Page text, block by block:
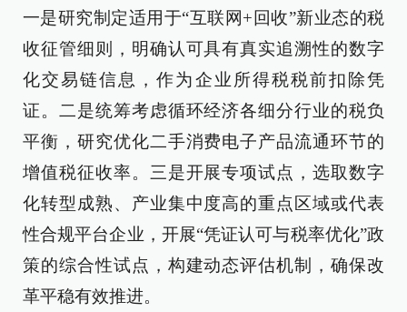
一是研究制定适用于“互联网+回收”新业态的税
收征管细则，明确认可具有真实追溯性的数字
化交易链信息，作为企业所得税税前扣除凭
证。二是统筹考虑循环经济各细分行业的税负
平衡，研究优化二手消费电子产品流通环节的
增值税征收率。三是开展专项试点，选取数字
化转型成熟、产业集中度高的重点区域或代表
性合规平台企业，开展“凭证认可与税率优化”政
策的综合性试点，构建动态评估机制，确保改
革平稳有效推进。